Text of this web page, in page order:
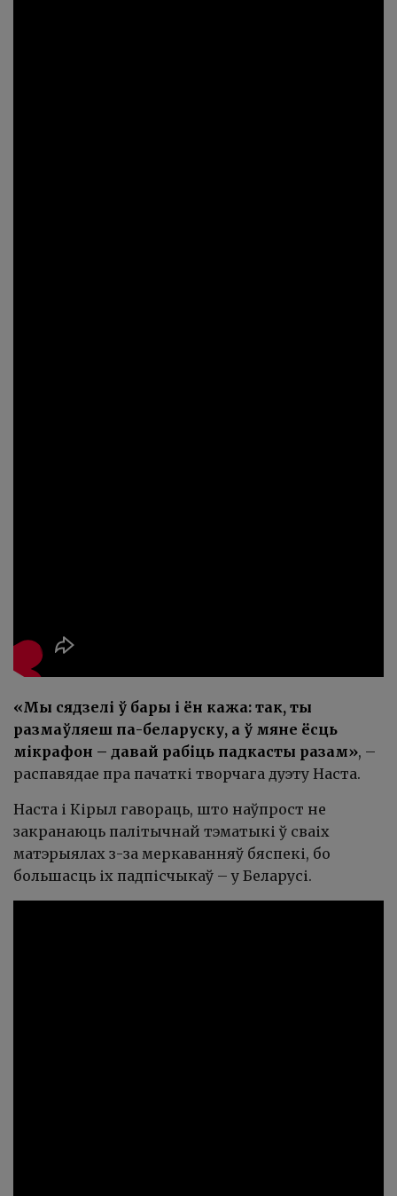
«Мы сядзелі ў бары і ён кажа: так, ты
размаўляеш па-беларуску, а ў мяне ёсць
мікрафон – давай рабіць падкасты разам», –
распавядае пра пачаткі творчага дуэту Наста.
Наста і Кірыл гавораць, што наўпрост не
закранаюць палітычнай тэматыкі ў сваіх
матэрыялах з-за меркаванняў бяспекі, бо
большасць іх падпісчыкаў – у Беларусі.